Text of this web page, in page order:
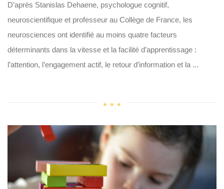
D’après Stanislas Dehaene, psychologue cognitif,
neuroscientifique et professeur au Collège de France, les
neurosciences ont identifié au moins quatre facteurs
déterminants dans la vitesse et la facilité d’apprentissage :
l’attention, l’engagement actif, le retour d’information et la ...